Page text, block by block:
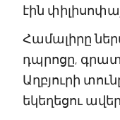
էին
Համալիրը
դպրոցը,
Աղբյուրի
եկեղեցու